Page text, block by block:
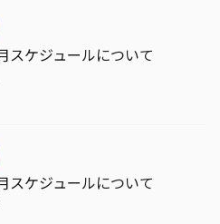
スケジュールについて
スケジュールについて